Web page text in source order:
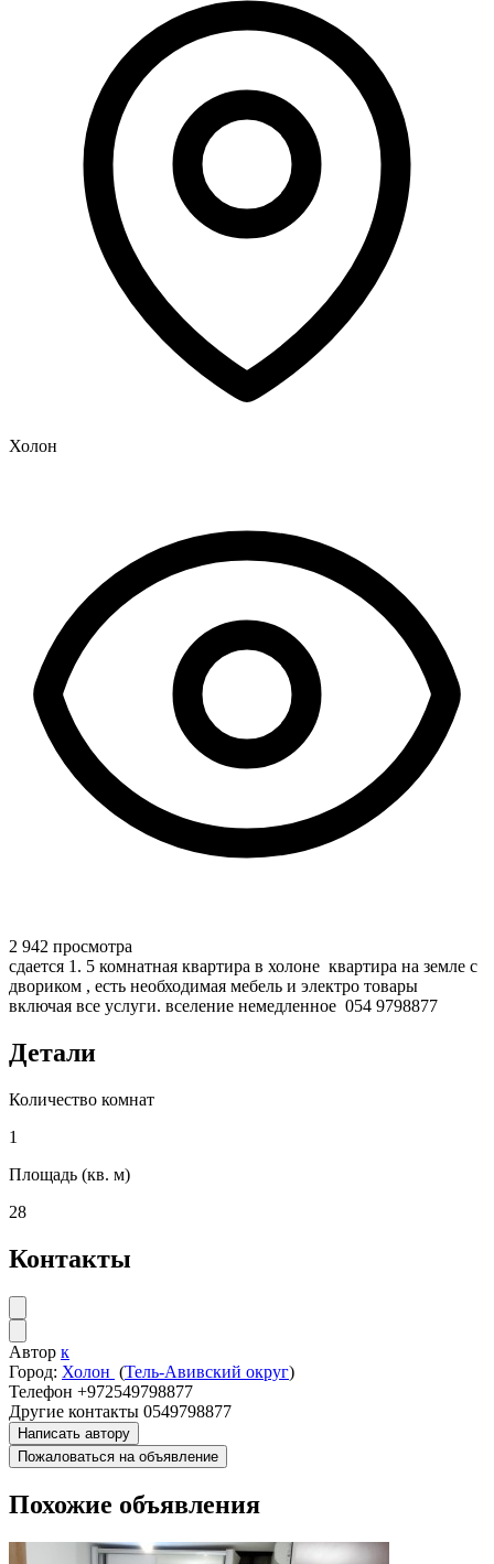
Холон
2 942 просмотра
сдается 1. 5 комнатная квартира в холоне квартира на земле с
двориком , есть необходимая мебель и электро товары
включая все услуги. вселение немедленное 054 9798877
Детали
Количество комнат
1
Площадь (кв. м)
28
Контакты
Автор к
Город: Холон (Тель-Авивский округ)
Телефон +972549798877
Другие контакты 0549798877
Написать автору
Пожаловаться на объявление
Похожие объявления